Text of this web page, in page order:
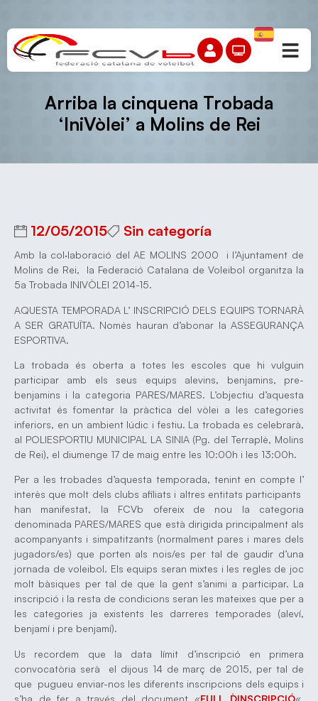
Arriba la cinquena Trobada
‘IniVòlei’ a Molins de Rei
12/05/2015 Sin categoría
Amb la col·laboració del AE MOLINS 2000 i l’Ajuntament de
Molins de Rei, la Federació Catalana de Voleibol organitza la
5a Trobada INIVÒLEI 2014-15.
AQUESTA TEMPORADA L’ INSCRIPCIÓ DELS EQUIPS TORNARÀ
A SER GRATUÏTA. Només hauran d’abonar la ASSEGURANÇA
ESPORTIVA.
La trobada és oberta a totes les escoles que hi vulguin
participar amb els seus equips alevins, benjamins, pre-
benjamins i la categoria PARES/MARES. L’objectiu d’aquesta
activitat és fomentar la pràctica del vòlei a les categories
inferiors, en un ambient lúdic i festiu. La trobada es celebrarà,
al POLIESPORTIU MUNICIPAL LA SINIA (Pg. del Terraplè, Molins
de Rei), el diumenge 17 de maig entre les 10:00h i les 13:00h.
Per a les trobades d’aquesta temporada, tenint en compte l’
interès que molt dels clubs afiliats i altres entitats participants
han manifestat, la FCVb ofereix de nou la categoria
denominada PARES/MARES que està dirigida principalment als
acompanyants i simpatitzants (normalment pares i mares dels
jugadors/es) que porten als nois/es per tal de gaudir d’una
jornada de voleibol. Els equips seran mixtes i les regles de joc
molt bàsiques per tal de que la gent s’animi a participar. La
inscripció i la resta de condicions seran les mateixes que per a
les categories ja existents les darreres temporades (aleví,
benjamí i pre benjamí).
Us recordem que la data límit d’inscripció en primera
convocatòria serà el dijous 14 de març de 2015, per tal de
que pugueu enviar-nos les diferents inscripcions dels equips i
s’ha de fer a través del document «FULL D`INSCRIPCIÓ«.